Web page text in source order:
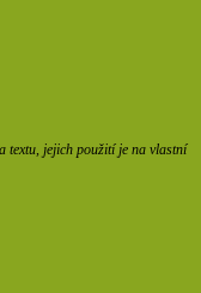
textu, jejich použití je na vlastní